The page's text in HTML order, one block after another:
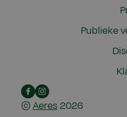
©Aeres2026
Publieke
Link
naar
Instagram
Aeres